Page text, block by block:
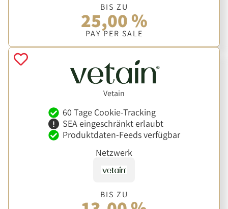
BIS ZU
25,00 %
PAY PER SALE
Vetain
60 Tage Cookie-Tracking
SEA eingeschränkt erlaubt
Produktdaten-Feeds verfügbar
Netzwerk
BIS ZU